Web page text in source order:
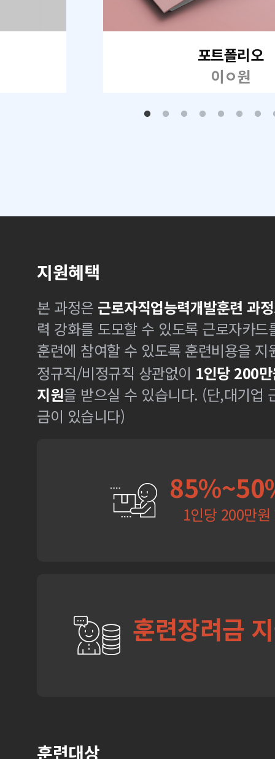
포트폴리오
이ㅇ원
지원혜택
본 과정은 근로자직업능력개발훈련 과정
력 강화를 도모할 수 있도록 근로자카
훈련에 참여할 수 있도록 훈련비용을 지
정규직/비정규직 상관없이 1인당 200
지원을 받으실 수 있습니다. (단,대기업
금이 있습니다)
1인당 200만원
훈련장려금
훈련대상